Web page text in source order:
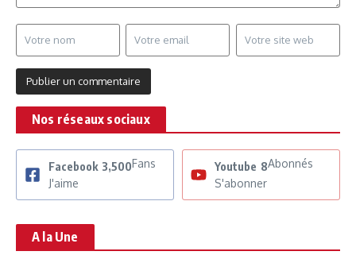
Nos réseaux sociaux
Facebook 3,500Fans
J'aime
Youtube 8Abonnés
S'abonner
A la Une